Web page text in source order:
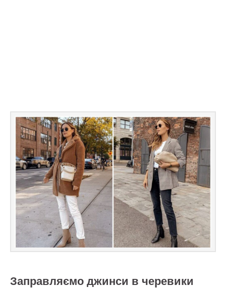
Заправляємо джинси в черевики